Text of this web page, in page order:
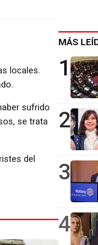
locales.
sufrido
se trata
del
MÁS
1
2
3
4